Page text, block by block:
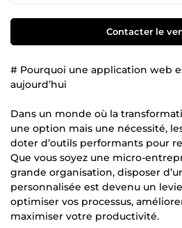
Contacter le
# Pourquoi une application web
aujourd’hui
Dans un monde où la
une option mais une nécessité,
doter d’outils performants pour
Que vous soyez une micro-
grande organisation, disposer
personnalisée est devenu un
optimiser vos processus,
maximiser votre productivité.